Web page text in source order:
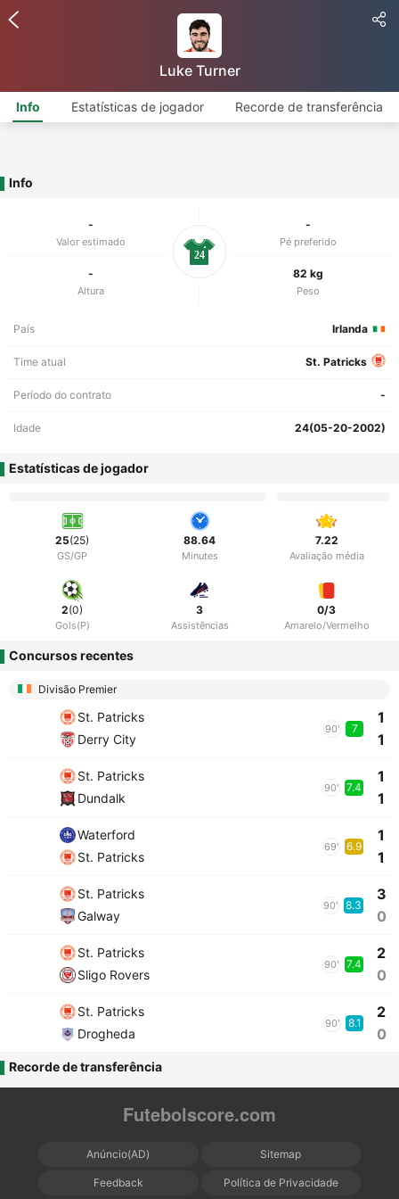
Luke Turner
Info Estatísticas de jogador Recorde de transferência
Info
-
Valor estimado
-
Pé preferido
-
Altura
82 kg
Peso
24
País Irlanda
Time atual St. Patricks
Período do contrato -
Idade 24(05-20-2002)
Estatísticas de jogador
25(25)
GS/GP
88.64
Minutes
7.22
Avaliação média
2(0)
Gols(P)
3
Assistências
0/3
Amarelo/Vermelho
Concursos recentes
Divisão Premier
St. Patricks
Derry City
90' 7
1
1
St. Patricks
Dundalk
90' 7.4
1
1
Waterford
St. Patricks
69' 6.9
1
1
St. Patricks
Galway
90' 8.3
3
0
St. Patricks
Sligo Rovers
90' 7.4
2
0
St. Patricks
Drogheda
90' 8.1
2
0
Recorde de transferência
Futebolscore.com
Anúncio(AD) Sitemap
Feedback Política de Privacidade